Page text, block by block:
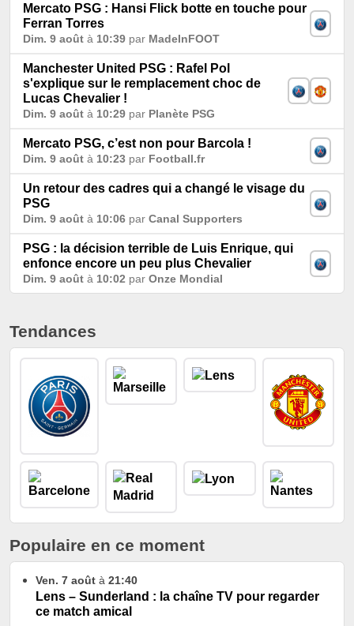
Mercato PSG : Hansi Flick botte en touche pour
Ferran Torres
Dim. 9 août à 10:39 par MadeInFOOT
Manchester United PSG : Rafel Pol
s'explique sur le remplacement choc de
Lucas Chevalier !
Dim. 9 août à 10:29 par Planète PSG
Mercato PSG, c’est non pour Barcola !
Dim. 9 août à 10:23 par Football.fr
Un retour des cadres qui a changé le visage du
PSG
Dim. 9 août à 10:06 par Canal Supporters
PSG : la décision terrible de Luis Enrique, qui
enfonce encore un peu plus Chevalier
Dim. 9 août à 10:02 par Onze Mondial
Tendances
Populaire en ce moment
Ven. 7 août à 21:40
Lens – Sunderland : la chaîne TV pour regarder
ce match amical